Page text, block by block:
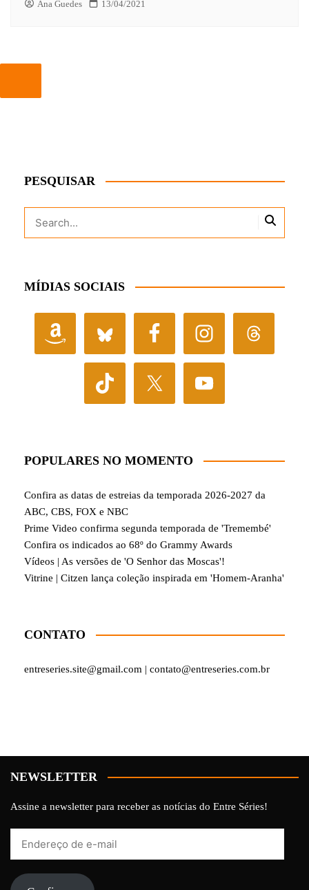
Ana Guedes 13/04/2021
PESQUISAR
MÍDIAS SOCIAIS
POPULARES NO MOMENTO
Confira as datas de estreias da temporada 2026-2027 da
ABC, CBS, FOX e NBC
Prime Video confirma segunda temporada de 'Tremembé'
Confira os indicados ao 68º do Grammy Awards
Vídeos | As versões de 'O Senhor das Moscas'!
Vitrine | Citzen lança coleção inspirada em 'Homem-Aranha'
CONTATO
entreseries.site@gmail.com | contato@entreseries.com.br
NEWSLETTER
Assine a newsletter para receber as notícias do Entre Séries!
mail